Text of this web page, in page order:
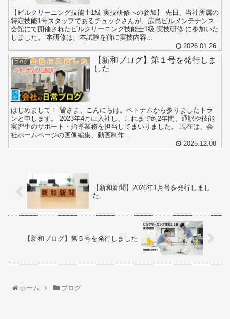
【ビルクリーニング技能士1級 実技研修への参加】 先日、当社所属の
特定技能1号スタッフであるチュックさんが、広島ビルメンテナンス
会館にて開催されたビルクリーニング技能士1級 実技研修 に参加いた
しました。 本研修は、本試験を前に実技内容...
2026.01.26
ブログ
【新和ブログ】第１号を発行しま
した
はじめまして！ 皆さま、こんにちは。ベトナムから参りましたトラ
ンと申します。 2023年4月に入社し、これまで約2年間、通訳や技能
実習生のサポート・指導業務を担当してまいりました。 現在は、会
社ホームページの画像編集、動画制作...
2025.12.08
【新和新聞】2026年1月号を発行しまし
た。
【新和ブログ】第５号を発行しました
ホーム ブログ